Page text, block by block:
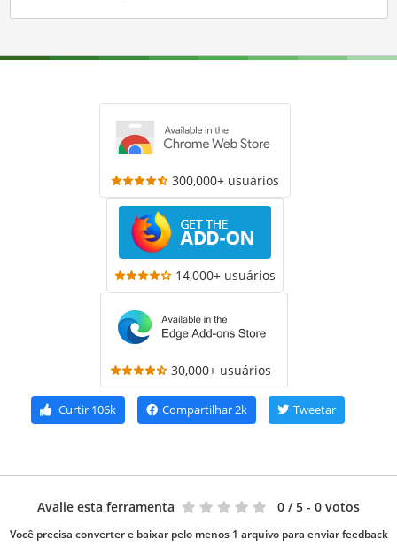
300,000+ usuários
14,000+ usuários
30,000+ usuários
Curtir 106k Compartilhar2k Tweetar
Avalie esta ferramenta 0 / 5 - 0 votos
Você precisa converter e baixar pelo menos 1 arquivo para enviar feedback